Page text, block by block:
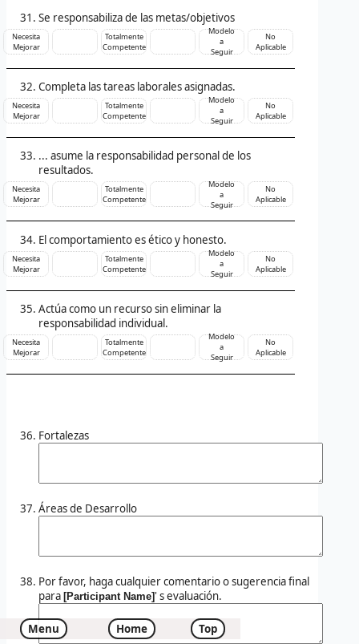
Se responsabiliza de las metas/objetivos
Necesita
Mejorar
Totalmente
Competente
Modelo
a
Seguir
No
Aplicable
Completa las tareas laborales asignadas.
Necesita
Mejorar
Totalmente
Competente
Modelo
a
Seguir
No
Aplicable
... asume la responsabilidad personal de los
resultados.
Necesita
Mejorar
Totalmente
Competente
Modelo
a
Seguir
No
Aplicable
El comportamiento es ético y honesto.
Necesita
Mejorar
Totalmente
Competente
Modelo
a
Seguir
No
Aplicable
Actúa como un recurso sin eliminar la
responsabilidad individual.
Necesita
Mejorar
Totalmente
Competente
Modelo
a
Seguir
No
Aplicable
Fortalezas
Áreas de Desarrollo
Por favor, haga cualquier comentario o sugerencia final
para [Participant Name] ' s evaluación.